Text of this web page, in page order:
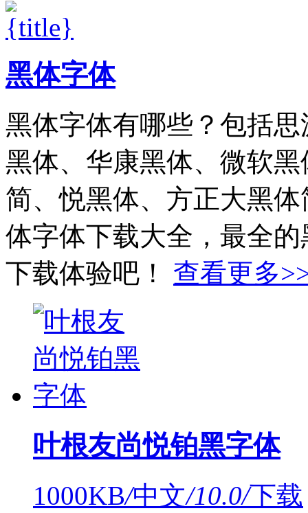
黑体字体
黑体字体有哪些？包括
黑体、华康黑体、微软
简、悦黑体、方正大黑
体字体下载大全，最全
下载体验吧！
查看更多
叶根友尚悦铂黑字体
1000KB/中文/10.0/下载